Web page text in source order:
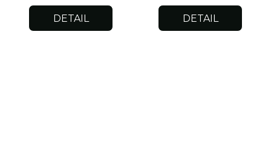
DETAIL DETAIL